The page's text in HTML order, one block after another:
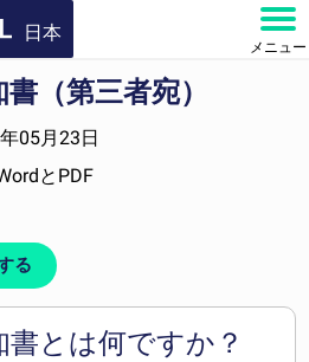
日本
メニュー
（第三者宛）
05月23日
とPDF
る
とは何ですか？